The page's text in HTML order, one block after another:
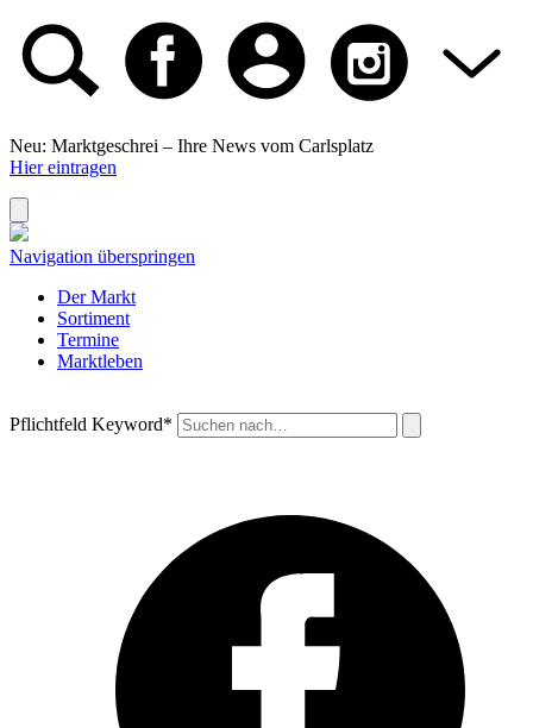
Neu: Marktgeschrei – Ihre News vom Carlsplatz
Hier eintragen
Navigation überspringen
Der Markt
Sortiment
Termine
Marktleben
Pflichtfeld Keyword*